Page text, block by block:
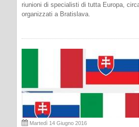
riunioni di specialisti di tutta Europa,
organizzati a Bratislava.
Martedì 14 Giugno 2016